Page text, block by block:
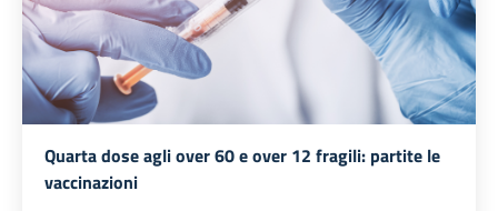
Quarta dose agli over 60 e over 12 fragili: partite le
vaccinazioni